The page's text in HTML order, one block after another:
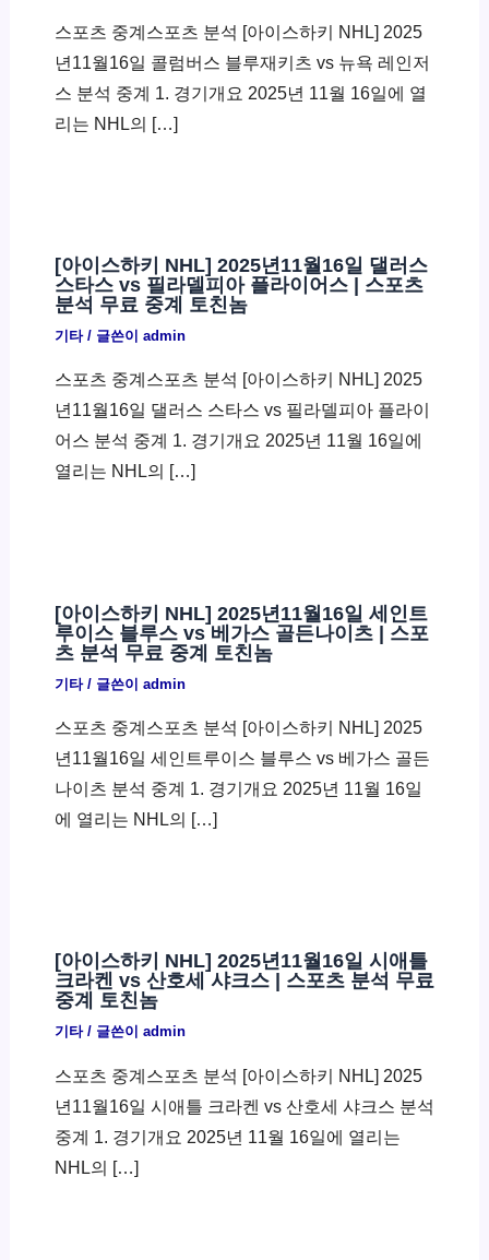
스포츠 중계스포츠 분석 [아이스하키 NHL] 2025
년11월16일 콜럼버스 블루재키츠 vs 뉴욕 레인저
스 분석 중계 1. 경기개요 2025년 11월 16일에 열
리는 NHL의 […]
[아이스하키 NHL] 2025년11월16일 댈러스
스타스 vs 필라델피아 플라이어스 | 스포츠
분석 무료 중계 토친놈
기타/ 글쓴이 admin
스포츠 중계스포츠 분석 [아이스하키 NHL] 2025
년11월16일 댈러스 스타스 vs 필라델피아 플라이
어스 분석 중계 1. 경기개요 2025년 11월 16일에
열리는 NHL의 […]
[아이스하키 NHL] 2025년11월16일 세인트
루이스 블루스 vs 베가스 골든나이츠 | 스포
츠 분석 무료 중계 토친놈
기타/ 글쓴이 admin
스포츠 중계스포츠 분석 [아이스하키 NHL] 2025
년11월16일 세인트루이스 블루스 vs 베가스 골든
나이츠 분석 중계 1. 경기개요 2025년 11월 16일
에 열리는 NHL의 […]
[아이스하키 NHL] 2025년11월16일 시애틀
크라켄 vs 산호세 샤크스 | 스포츠 분석 무료
중계 토친놈
기타/ 글쓴이 admin
스포츠 중계스포츠 분석 [아이스하키 NHL] 2025
년11월16일 시애틀 크라켄 vs 산호세 샤크스 분석
중계 1. 경기개요 2025년 11월 16일에 열리는
NHL의 […]